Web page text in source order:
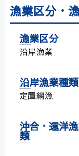
漁業区分・
漁業区分
沿岸漁業
沿岸漁業種類
定置網漁
沖合・遠洋
類